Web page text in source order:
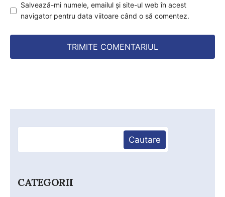
Salvează-mi numele, emailul și site-ul web în acest
navigator pentru data viitoare când o să comentez.
Cautare
CATEGORII